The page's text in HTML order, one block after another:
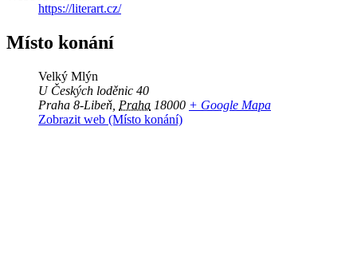
https://literart.cz/
Místo konání
Velký Mlýn
U Českých loděnic 40
Praha 8-Libeň Praha 18000 + Google Mapa
Zobrazit web (Místo konání)